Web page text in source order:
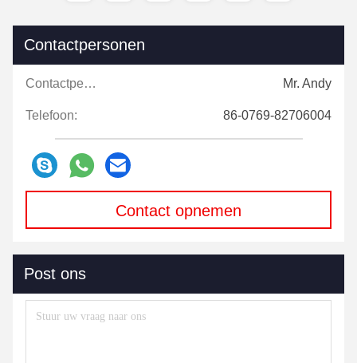
Contactpersonen
Contactpersonen: Mr. Andy
Telefoon: 86-0769-82706004
Contact opnemen
Post ons